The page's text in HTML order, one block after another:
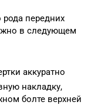
передних
в следующем
аккуратно
накладку,
болте верхней